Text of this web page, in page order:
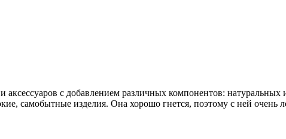
с добавлением различных компонентов:
самобытные изделия. Она хорошо гнется, поэтому с ней очень